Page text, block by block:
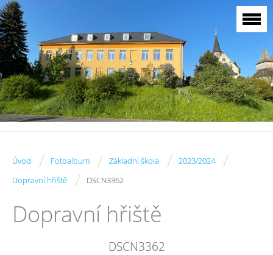
Úvod / Fotoalbum / Základní škola / 2023/2024 /
Dopravní hřiště / DSCN3362
Dopravní hřiště
DSCN3362